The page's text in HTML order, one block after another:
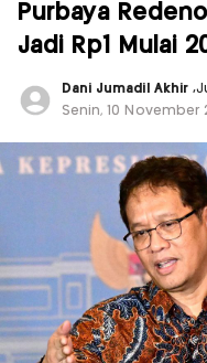
Purbaya
Jadi Rp1 Mulai
Dani Jumadil Akhir ,
Senin, 10 November